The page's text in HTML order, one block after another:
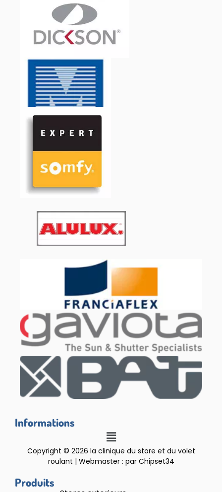
Informations
Copyright © 2026 la clinique du store et du volet
roulant | Webmaster : par Chipset34
Produits